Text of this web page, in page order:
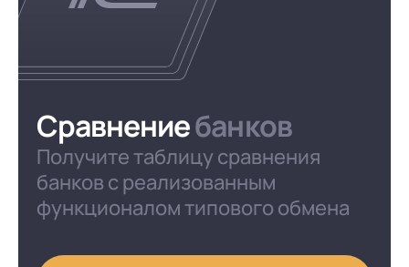
Сравнениебанков
Получите таблицу сравнения
банков с реализованным
функционалом типового обмена